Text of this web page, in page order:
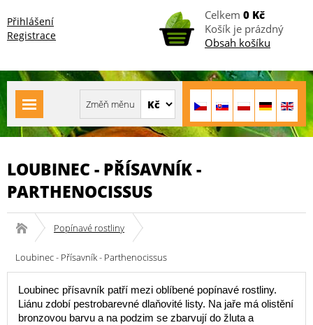
Přihlášení
Registrace
Celkem 0 Kč
Košík je prázdný
Obsah košíku
LOUBINEC - PŘÍSAVNÍK -
PARTHENOCISSUS
Popínavé rostliny
Loubinec - Přísavník - Parthenocissus
Loubinec přísavník patří mezi oblíbené popínavé rostliny.
Liánu zdobí pestrobarevné dlaňovité listy. Na jaře má olistění
bronzovou barvu a na podzim se zbarvují do žluta a